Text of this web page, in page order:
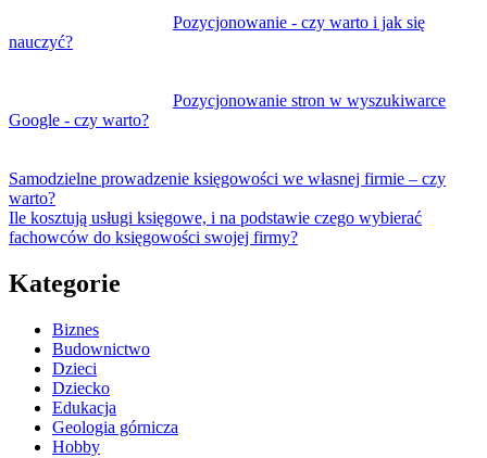
Pozycjonowanie - czy warto i jak się
nauczyć?
Pozycjonowanie stron w wyszukiwarce
Google - czy warto?
Samodzielne prowadzenie księgowości we własnej firmie – czy
warto?
Ile kosztują usługi księgowe, i na podstawie czego wybierać
fachowców do księgowości swojej firmy?
Kategorie
Biznes
Budownictwo
Dzieci
Dziecko
Edukacja
Geologia górnicza
Hobby